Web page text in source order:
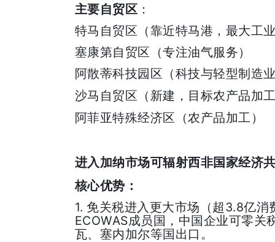
主要自贸区 ：
特马自贸区（靠近特马港，最大工
塞康第自贸区（专注油气服务）
阿散蒂科技园区（科技与轻型制造
沙马自贸区（新建，目标农产品加
阿菲亚特殊经济区（农产品加工）
进入加纳市场可辐射西非国家经济
核心优势：
1. 免关税进入更大市场（超3.8亿消
ECOWAS成员国，中国企业可零关
瓦、塞内加尔等国出口。